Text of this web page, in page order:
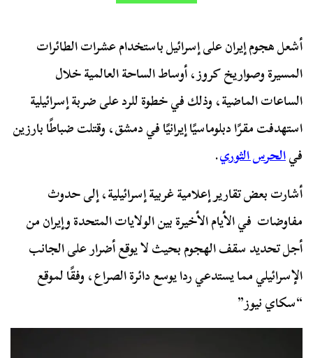
أشعل هجوم إيران على إسرائيل باستخدام عشرات الطائرات
المسيرة وصواريخ كروز، أوساط الساحة العالمية خلال
الساعات الماضية، وذلك في خطوة للرد على ضربة إسرائيلية
استهدفت مقرًا دبلوماسيًا إيرانيًا في دمشق، وقتلت ضباطًا بارزين
فيالحرس الثوري.
أشارت بعض تقارير إعلامية غربية إسرائيلية، إلى حدوث
مفاوضات في الأيام الأخيرة بين الولايات المتحدة وإيران من
أجل تحديد سقف الهجوم بحيث لا يوقع أضرار على الجانب
الإسرائيلي مما يستدعي ردا يوسع دائرة الصراع، وفقًا لموقع
“سكاي نيوز”